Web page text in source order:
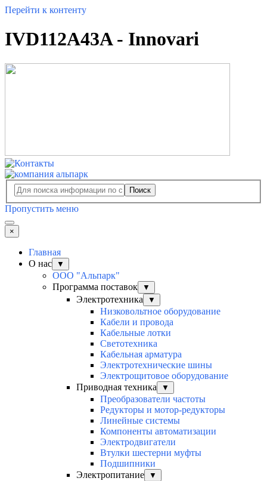
Перейти к контенту
IVD112A43A - Innovari
Поиск
Пропустить меню
×
Главная
О нас
▼
ООО "Альпарк"
Программа поставок
▼
Электротехника ▼
Низковольтное оборудование
Кабели и провода
Кабельные лотки
Светотехника
Кабельная арматура
Электротехнические шины
Электрощитовое оборудование
Приводная техника
▼
Преобразователи частоты
Редукторы и мотор-редукторы
Линейные системы
Компоненты автоматизации
Электродвигатели
Втулки шестерни муфты
Подшипники
Электропитание
▼